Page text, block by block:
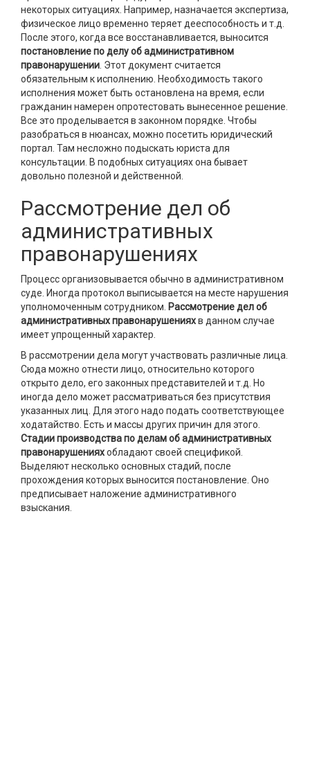
некоторых ситуациях. Например, назначается экспертиза,
физическое лицо временно теряет дееспособность и т.д.
После этого, когда все восстанавливается, выносится
постановление по делу об административном
правонарушении . Этот документ считается
обязательным к исполнению. Необходимость такого
исполнения может быть остановлена на время, если
гражданин намерен опротестовать вынесенное решение.
Все это проделывается в законном порядке. Чтобы
разобраться в нюансах, можно посетить юридический
портал. Там несложно подыскать юриста для
консультации. В подобных ситуациях она бывает
довольно полезной и действенной.
Рассмотрение дел об
административных
правонарушениях
Процесс организовывается обычно в административном
суде. Иногда протокол выписывается на месте нарушения
уполномоченным сотрудником. Рассмотрение дел об
административных правонарушенияхв данном случае
имеет упрощенный характер.
В рассмотрении дела могут участвовать различные лица.
Сюда можно отнести лицо, относительно которого
открыто дело, его законных представителей и т.д. Но
иногда дело может рассматриваться без присутствия
указанных лиц. Для этого надо подать соответствующее
ходатайство. Есть и массы других причин для этого.
Стадии производства по делам об административных
правонарушенияхобладают своей спецификой.
Выделяют несколько основных стадий, после
прохождения которых выносится постановление. Оно
предписывает наложение административного
взыскания.